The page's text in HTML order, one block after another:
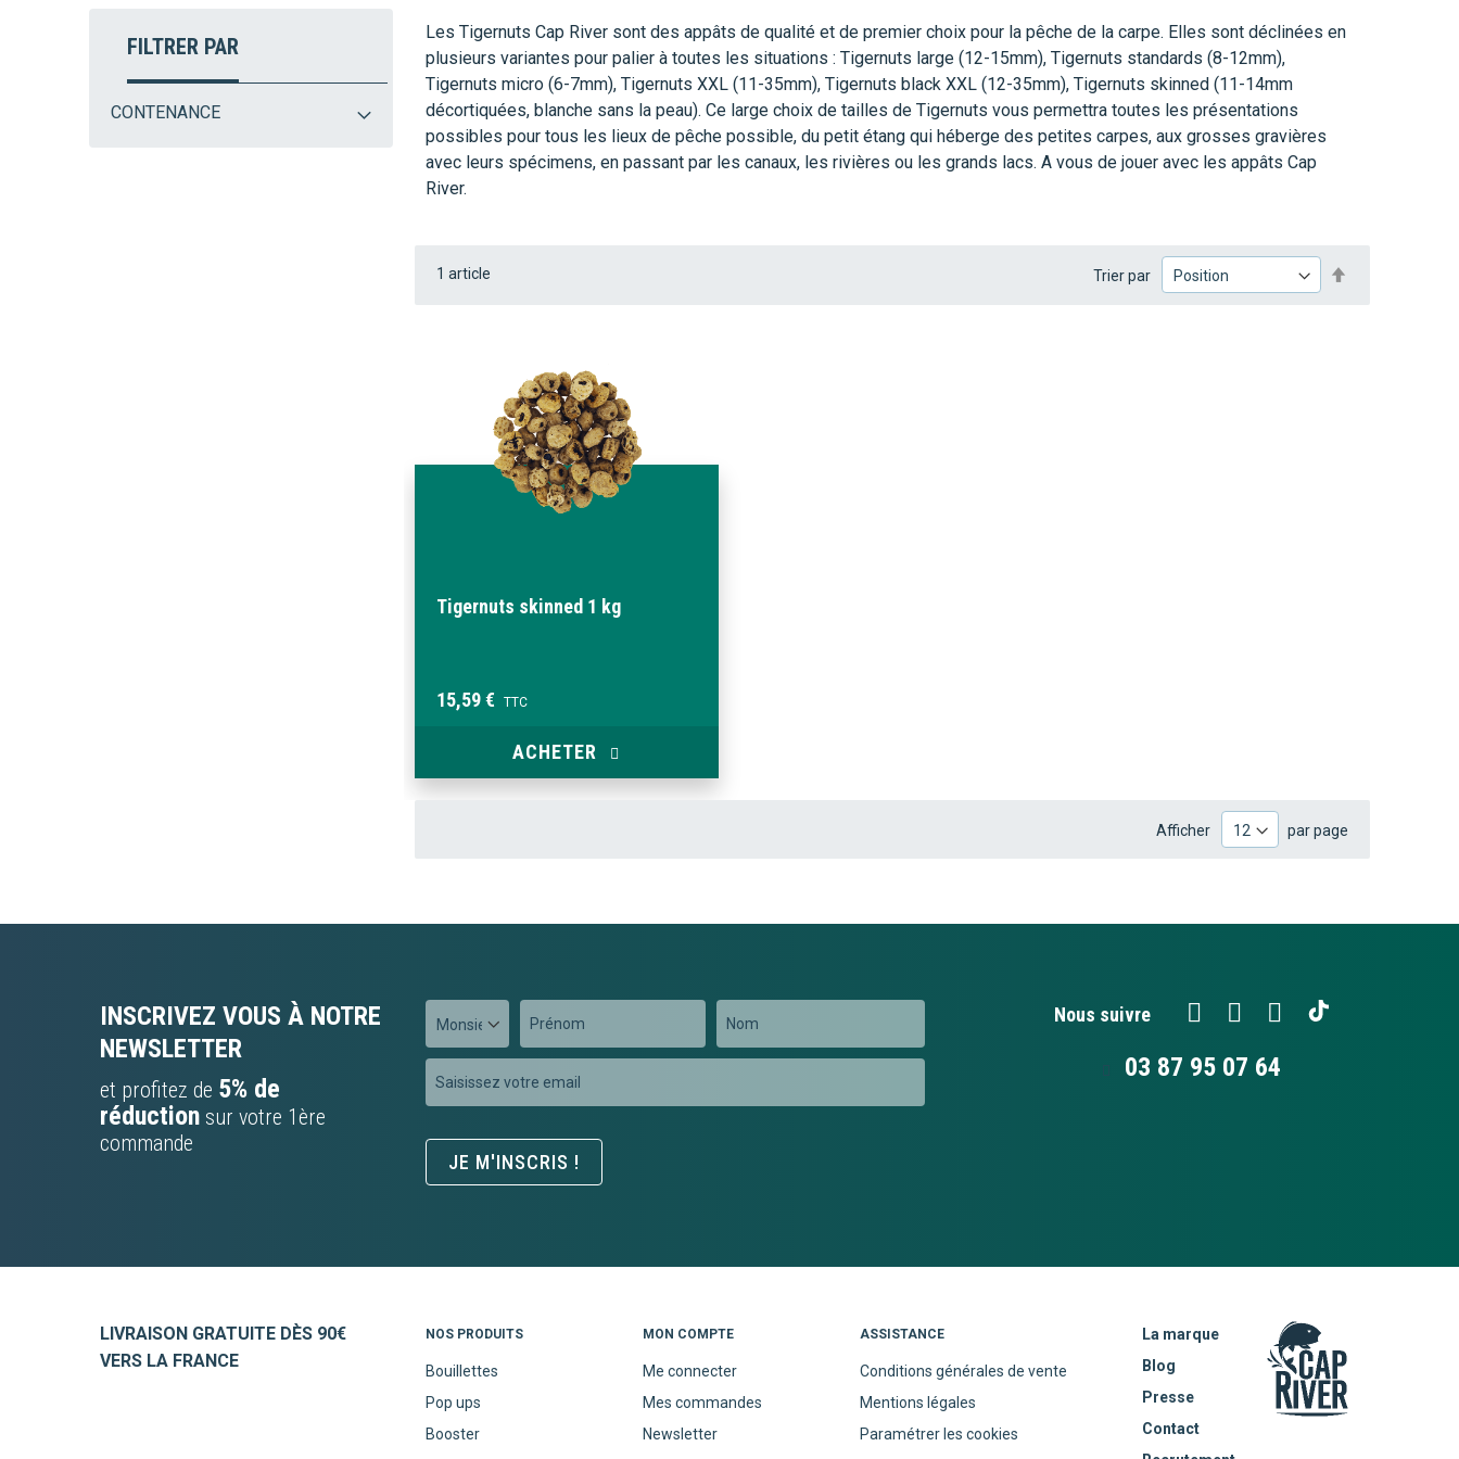
Les Tigernuts Cap River sont des appâts de qualité et de premier choix pour la pêche de la carpe. Elles sont déclinées en
plusieurs variantes pour palier à toutes les situations : Tigernuts large (12-15mm), Tigernuts standards (8-12mm),
Tigernuts micro (6-7mm), Tigernuts XXL (11-35mm), Tigernuts black XXL (12-35mm), Tigernuts skinned (11-14mm
décortiquées, blanche sans la peau). Ce large choix de tailles de Tigernuts vous permettra toutes les présentations
possibles pour tous les lieux de pêche possible, du petit étang qui héberge des petites carpes, aux grosses gravières
avec leurs spécimens, en passant par les canaux, les rivières ou les grands lacs. A vous de jouer avec les appâts Cap
River.
1 article Trier par
Tigernuts skinned 1 kg
15,59 € TTC
ACHETER
Afficher par page
FILTRER PAR
CONTENANCE
INSCRIVEZ VOUS À NOTRE
NEWSLETTER
et profitez de 5% de
réduction sur votre 1ère
commande
newsletter
JE M'INSCRIS !
Nous suivre
03 87 95 07 64
LIVRAISON GRATUITE DÈS 90€
VERS LA FRANCE
NOS PRODUITS
Bouillettes
Pop ups
Booster
MON COMPTE
Me connecter
Mes commandes
Newsletter
ASSISTANCE
Conditions générales de vente
Mentions légales
Paramétrer les cookies
La marque
Blog
Presse
Contact